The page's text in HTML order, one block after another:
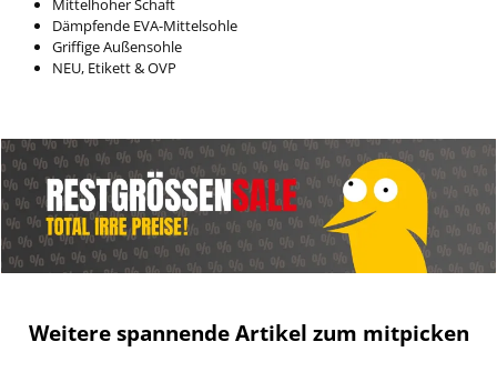
Mittelhoher Schaft
Dämpfende EVA-Mittelsohle
Griffige Außensohle
NEU, Etikett & OVP
Weitere spannende Artikel zum mitpicken